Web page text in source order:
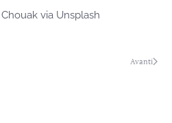
via Unsplash
Avanti